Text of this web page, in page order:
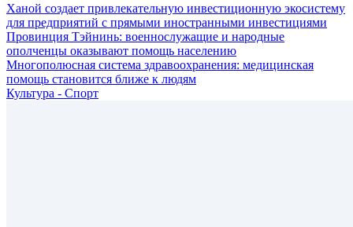
Ханой создает привлекательную инвестиционную экосистему
для предприятий с прямыми иностранными инвестициями
Провинция Тэйнинь: военнослужащие и народные
ополченцы оказывают помощь населению
Многополюсная система здравоохранения: медицинская
помощь становится ближе к людям
Культура - Спорт